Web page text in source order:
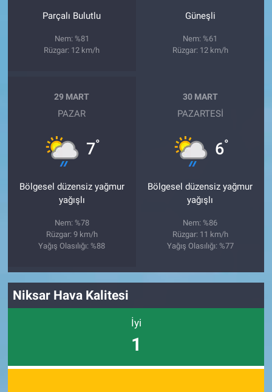
Parçalı Bulutlu
Nem: %81
Rüzgar: 12 km/h
Güneşli
Nem: %61
Rüzgar: 12 km/h
29 MART
PAZAR
7°
Bölgesel düzensiz yağmur
yağışlı
Nem: %78
Rüzgar: 9 km/h
Yağış Olasılığı: %88
30 MART
PAZARTESI
6°
Bölgesel düzensiz yağmur
yağışlı
Nem: %86
Rüzgar: 11 km/h
Yağış Olasılığı: %77
Niksar Hava Kalitesi
İyi
1